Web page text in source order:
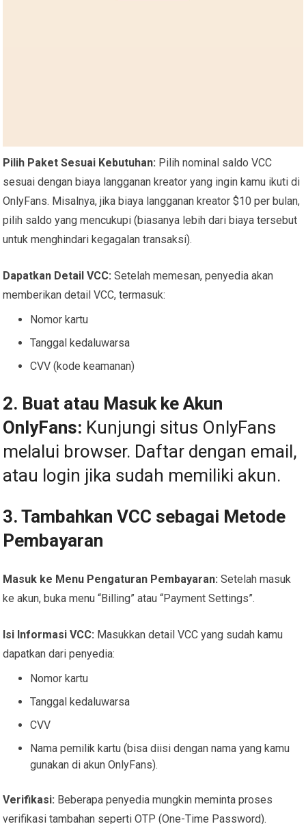
Pilih Paket Sesuai Kebutuhan: Pilih nominal saldo VCC
sesuai dengan biaya langganan kreator yang ingin kamu ikuti di
OnlyFans. Misalnya, jika biaya langganan kreator $10 per bulan,
pilih saldo yang mencukupi (biasanya lebih dari biaya tersebut
untuk menghindari kegagalan transaksi).
Dapatkan Detail VCC:Setelah memesan, penyedia akan
memberikan detail VCC, termasuk:
Nomor kartu
Tanggal kedaluwarsa
CVV (kode keamanan)
2. Buat atau Masuk ke Akun
OnlyFans: Kunjungi situs OnlyFans
melalui browser. Daftar dengan email,
atau login jika sudah memiliki akun.
3. Tambahkan VCC sebagai Metode
Pembayaran
Masuk ke Menu Pengaturan Pembayaran:Setelah masuk
ke akun, buka menu “Billing” atau “Payment Settings”.
Isi Informasi VCC: Masukkan detail VCC yang sudah kamu
dapatkan dari penyedia:
Nomor kartu
Tanggal kedaluwarsa
CVV
Nama pemilik kartu (bisa diisi dengan nama yang kamu
gunakan di akun OnlyFans).
Verifikasi: Beberapa penyedia mungkin meminta proses
verifikasi tambahan seperti OTP (One-Time Password).